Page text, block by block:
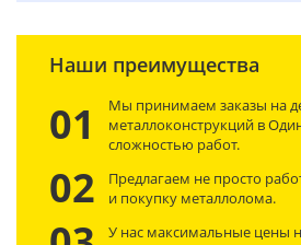
Наши преимущества
01
Мы принимаем заказы на
металлоконструкций в
сложностью работ.
02
Предлагаем не просто
и покупку металлолома.
У нас максимальные цены